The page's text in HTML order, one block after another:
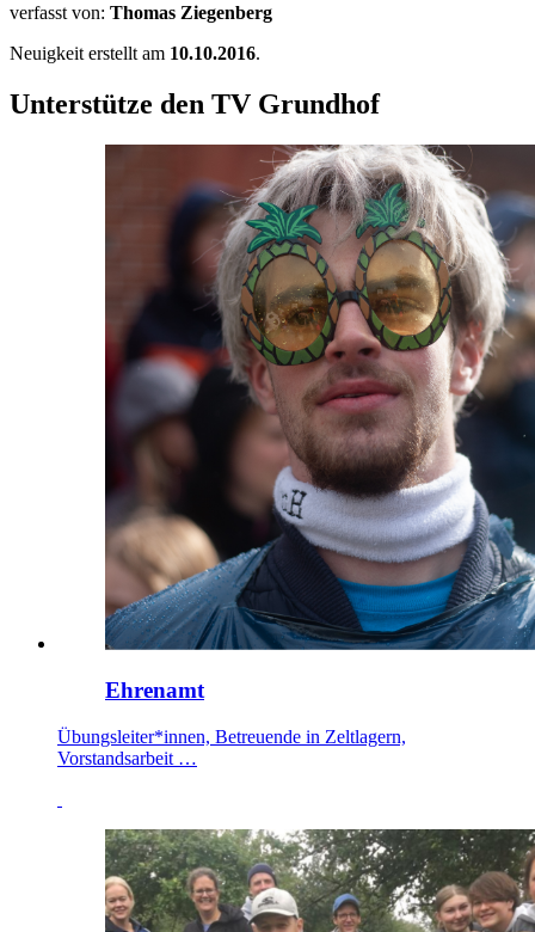
verfasst von: Thomas Ziegenberg
Neuigkeit erstellt am 10.10.2016.
Unterstütze den TV Grundhof
Ehrenamt
Übungsleiter*innen, Betreuende in Zeltlagern,
Vorstandsarbeit …